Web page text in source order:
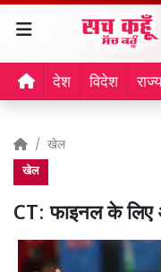
देश विदेश राज्य
खेल
खेल
CT: फाइनल के लिए